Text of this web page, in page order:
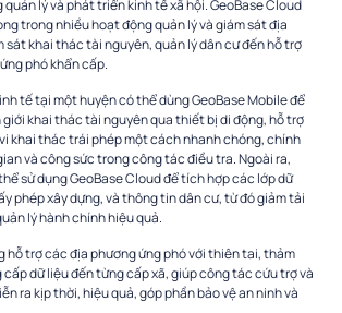
lý và phát triển kinh tế xã hội. GeoBase Cloud
trong nhiều hoạt động quản lý và giám sát địa
sát khai thác tài nguyên, quản lý dân cư đến hỗ trợ
phó khẩn cấp.
tế tại một huyện có thể dùng GeoBase Mobile để
khai thác tài nguyên qua thiết bị di động, hỗ trợ
khai thác trái phép một cách nhanh chóng, chính
và công sức trong công tác điều tra. Ngoài ra,
sử dụng GeoBase Cloud để tích hợp các lớp dữ
phép xây dựng, và thông tin dân cư, từ đó giảm tải
lý hành chính hiệu quả.
hỗ trợ các địa phương ứng phó với thiên tai, thảm
dữ liệu đến từng cấp xã, giúp công tác cứu trợ và
ra kịp thời, hiệu quả, góp phần bảo vệ an ninh và